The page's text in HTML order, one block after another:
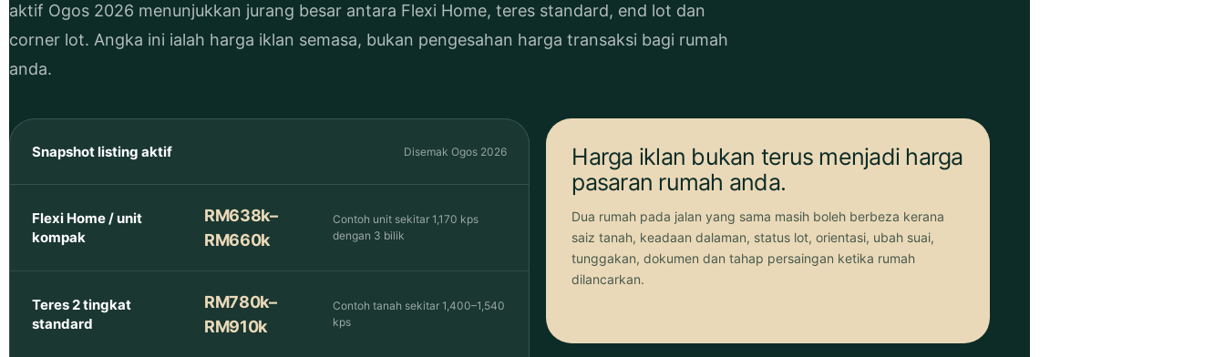
aktif Ogos 2026 menunjukkan jurang besar antara Flexi Home, teres standard, end lot dan
corner lot. Angka ini ialah harga iklan semasa, bukan pengesahan harga transaksi bagi rumah
anda.
Snapshot listing aktif Disemak Ogos 2026
Flexi Home / unit
kompak
RM638k–
RM660k
Contoh unit sekitar 1,170 kps
dengan 3 bilik
Teres 2 tingkat
standard
RM780k–
RM910k
Contoh tanah sekitar 1,400–1,540
kps
Harga iklan bukan terus menjadi harga
pasaran rumah anda.
Dua rumah pada jalan yang sama masih boleh berbeza kerana
saiz tanah, keadaan dalaman, status lot, orientasi, ubah suai,
tunggakan, dokumen dan tahap persaingan ketika rumah
dilancarkan.